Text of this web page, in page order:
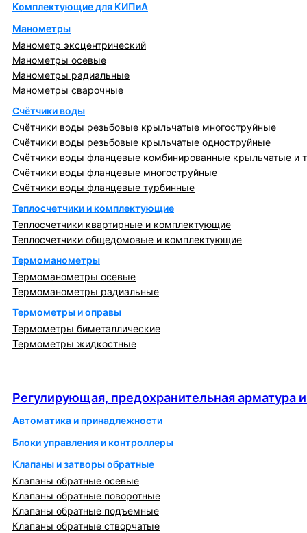
Комплектующие для КИПиА
Манометры
Манометр эксцентрический
Манометры осевые
Манометры радиальные
Манометры сварочные
Счётчики воды
Счётчики воды резьбовые крыльчатые многоструйные
Счётчики воды резьбовые крыльчатые одноструйные
Счётчики воды фланцевые комбинированные крыльчатые и
Счётчики воды фланцевые многоструйные
Счётчики воды фланцевые турбинные
Теплосчетчики и комплектующие
Теплосчетчики квартирные и комплектующие
Теплосчетчики общедомовые и комплектующие
Термоманометры
Термоманометры осевые
Термоманометры радиальные
Термометры и оправы
Термометры биметаллические
Термометры жидкостные
Регулирующая, предохранительная арматура
Автоматика и принадлежности
Блоки управления и контроллеры
Клапаны и затворы обратные
Клапаны обратные осевые
Клапаны обратные поворотные
Клапаны обратные подъемные
Клапаны обратные створчатые